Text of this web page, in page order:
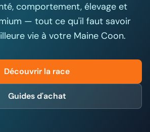
comportement, élevage et
— tout ce qu'il faut savoir
vie à votre Maine Coon.
Découvrir la race
Guides d'achat